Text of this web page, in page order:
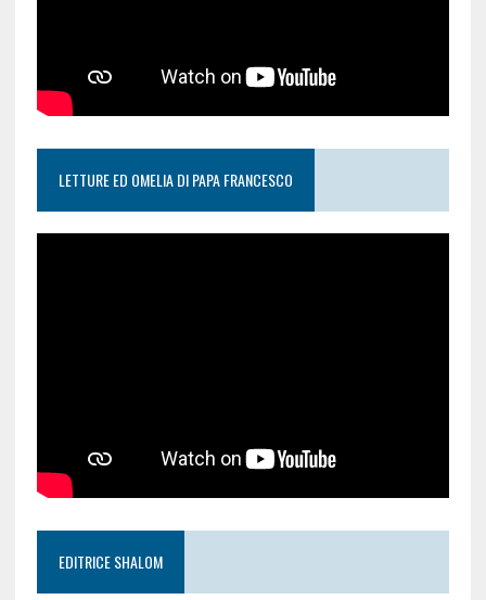
LETTURE ED OMELIA DI PAPA FRANCESCO
EDITRICE SHALOM